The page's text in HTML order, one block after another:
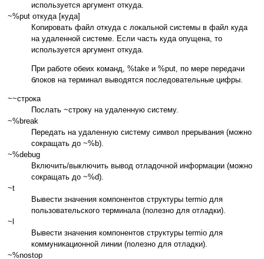
используется аргумент откуда.
~%put откуда [куда]
Копировать файл откуда с локальной системы в файл куда
на удаленной системе. Если часть куда опущена, то
используется аргумент откуда.
При работе обеих команд, %take и %put, по мере передачи
блоков на терминал выводятся последовательные цифры.
~~строка
Послать ~строку на удаленную систему.
~%break
Передать на удаленную систему символ прерывания (можно
сокращать до ~%b).
~%debug
Включить/выключить вывод отладочной информации (можно
сокращать до ~%d).
~t
Вывести значения компонентов структуры termio для
пользовательского терминала (полезно для отладки).
~l
Вывести значения компонентов структуры termio для
коммуникационной линии (полезно для отладки).
~%nostop